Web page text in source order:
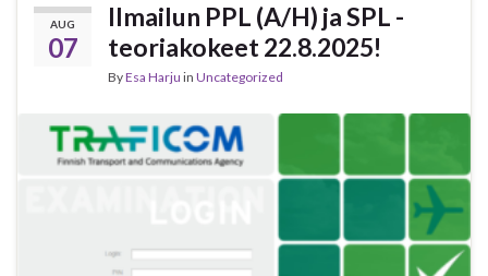
AUG
07
Ilmailun PPL (A/H) ja SPL -
teoriakokeet 22.8.2025!
ByEsa Harju in Uncategorized